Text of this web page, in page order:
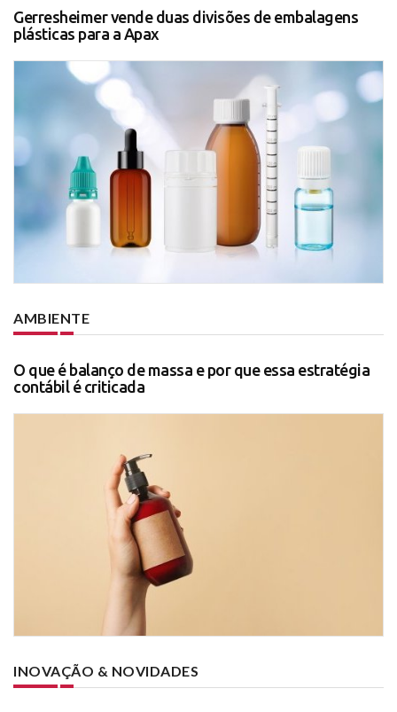
Gerresheimer vende duas divisões de embalagens
plásticas para a Apax
AMBIENTE
O que é balanço de massa e por que essa estratégia
contábil é criticada
INOVAÇÃO & NOVIDADES